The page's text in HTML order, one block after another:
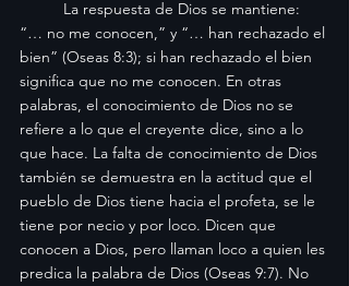
“… no me conocen,” y “… han rechazado el
bien” (Oseas 8:3); si han rechazado el bien
significa que no me conocen. En otras
palabras, el conocimiento de Dios no se
refiere a lo que el creyente dice, sino a lo
que hace. La falta de conocimiento de Dios
también se demuestra en la actitud que el
pueblo de Dios tiene hacia el profeta, se le
tiene por necio y por loco. Dicen que
conocen a Dios, pero llaman loco a quien les
predica la palabra de Dios (Oseas 9:7). No